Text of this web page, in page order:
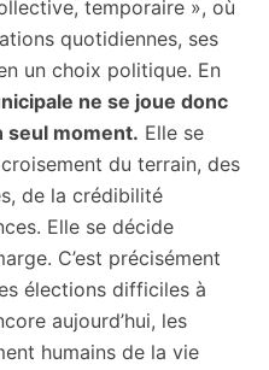
temporaire », où
quotidiennes, ses
un choix politique. En
ne se joue donc
seul moment. Elle se
du terrain, des
de la crédibilité
Elle se décide
C’est précisément
élections difficiles à
aujourd’hui, les
humains de la vie